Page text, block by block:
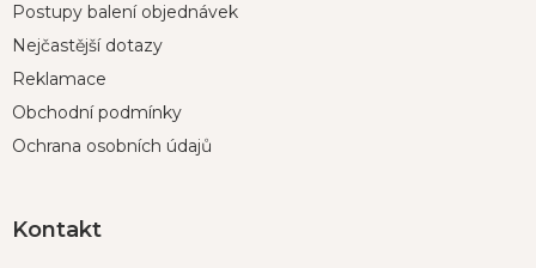
Postupy balení objednávek
Nejčastější dotazy
Reklamace
Obchodní podmínky
Ochrana osobních údajů
Kontakt